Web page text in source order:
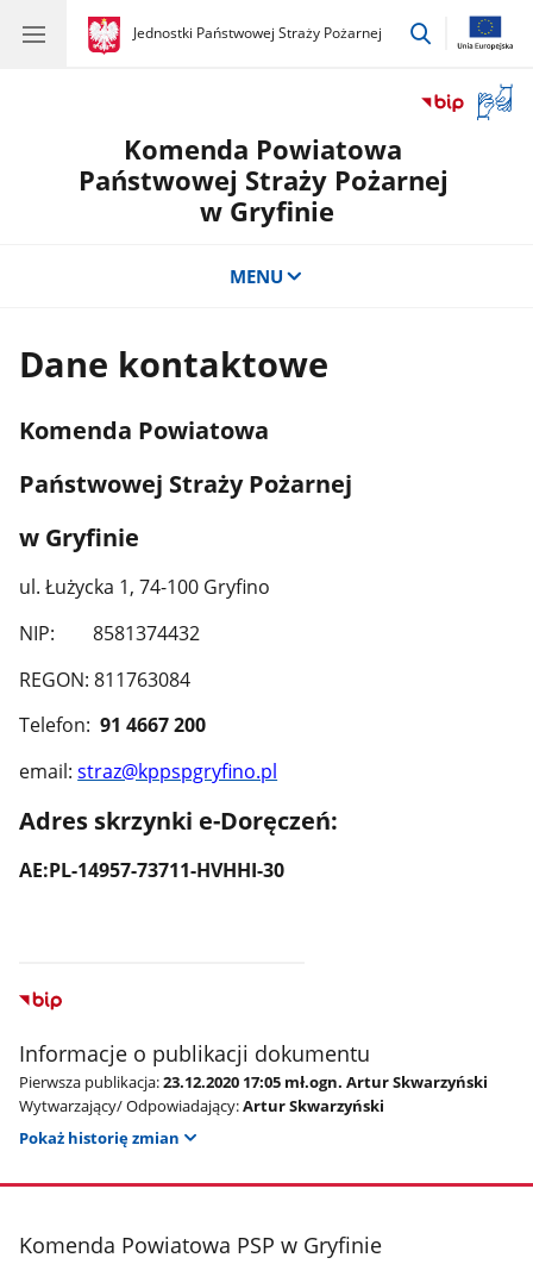
gov.pl
Jednostki Państwowej Straży Pożarnej
gov.pl
Jednostki
przejdź
okno
Komenda Powiatowa
Państwowej Straży Pożarnej
w Gryfinie
MENU
Dane kontaktowe
Komenda Powiatowa
Państwowej Straży Pożarnej
w Gryfinie
ul. Łużycka 1, 74-100 Gryfino
NIP: 8581374432
REGON: 811763084
Telefon:91 4667 200
email:straz@kppspgryfino.pl
Adres skrzynki e-Doręczeń:
AE:PL-14957-73711-HVHHI-30
Informacje o publikacji dokumentu
Pierwsza publikacja:23.12.2020 17:05 mł.ogn. Artur Skwarzyński
Wytwarzający/ Odpowiadający:Artur Skwarzyński
Pokaż historię zmian
stopka
Komenda Powiatowa PSP w Gryfinie